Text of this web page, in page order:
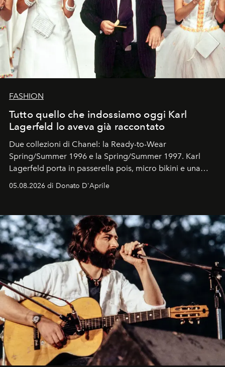
FASHION
Tutto quello che indossiamo oggi Karl
Lagerfeld lo aveva già raccontato
Due collezioni di Chanel: la Ready-to-Wear
Spring/Summer 1996 e la Spring/Summer 1997. Karl
Lagerfeld porta in passerella pois, micro bikini e una
Kate, Claudia e Carla una dietro l'altra. Trent'anni dopo,
uno dei documenti più contemporanei che abbiamo.
05.08.2026 di Donato D'Aprile